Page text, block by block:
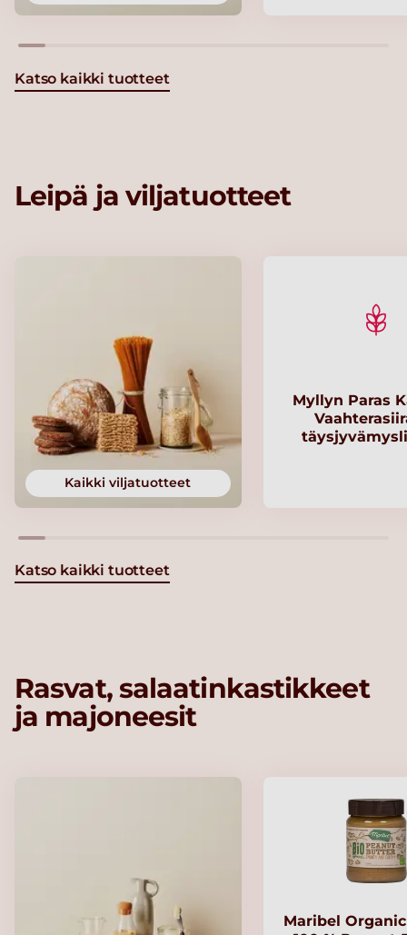
Katso kaikki tuotteet
Leipä ja viljatuotteet
Kaikki viljatuotteet
Myllyn Paras
Katso kaikki tuotteet
Rasvat, salaatinkastikkeet
ja majoneesit
Maribel